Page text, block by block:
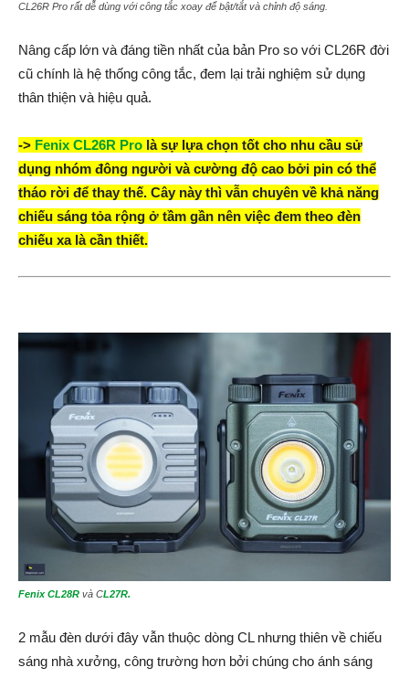
CL26R Pro rất dễ dùng với công tắc xoay để bật/tắt và chỉnh độ sáng.
Nâng cấp lớn và đáng tiền nhất của bản Pro so với CL26R đời
cũ chính là hệ thống công tắc, đem lại trải nghiệm sử dụng
thân thiện và hiệu quả.
-> Fenix CL26R Pro là sự lựa chọn tốt cho nhu cầu sử
dụng nhóm đông người và cường độ cao bởi pin có thể
tháo rời để thay thế. Cây này thì vẫn chuyên về khả năng
chiếu sáng tỏa rộng ở tầm gần nên việc đem theo đèn
chiếu xa là cần thiết.
Fenix CL28R và CL27R.
2 mẫu đèn dưới đây vẫn thuộc dòng CL nhưng thiên về chiếu
sáng nhà xưởng, công trường hơn bởi chúng cho ánh sáng